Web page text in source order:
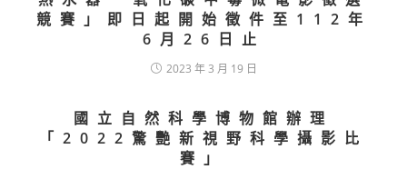
競賽」即日起開始徵件至112年
6月26日止
2023 年 3 月 19 日
國立自然科學博物館辦理
「2022驚艷新視野科學攝影比
賽」